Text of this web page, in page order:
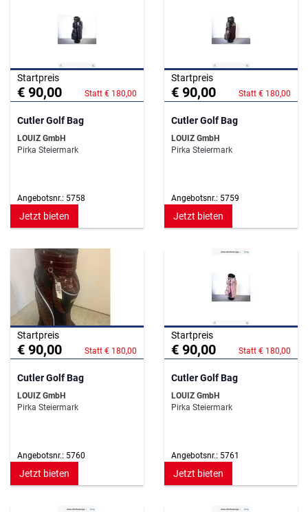
Startpreis
€ 90,00 Statt € 180,00
Cutler Golf Bag
LOUIZ GmbH
Pirka Steiermark
Angebotsnr.: 5758
Jetzt bieten
Startpreis
€ 90,00 Statt € 180,00
Cutler Golf Bag
LOUIZ GmbH
Pirka Steiermark
Angebotsnr.: 5759
Jetzt bieten
Startpreis
€ 90,00 Statt € 180,00
Cutler Golf Bag
LOUIZ GmbH
Pirka Steiermark
Angebotsnr.: 5760
Jetzt bieten
Startpreis
€ 90,00 Statt € 180,00
Cutler Golf Bag
LOUIZ GmbH
Pirka Steiermark
Angebotsnr.: 5761
Jetzt bieten